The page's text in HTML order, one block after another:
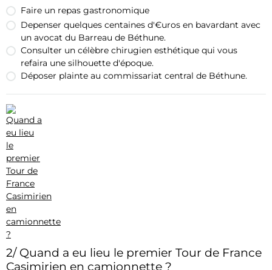
Faire un repas gastronomique
Depenser quelques centaines d'€uros en bavardant avec
un avocat du Barreau de Béthune.
Consulter un célèbre chirugien esthétique qui vous
refaira une silhouette d'époque.
Déposer plainte au commissariat central de Béthune.
2/ Quand a eu lieu le premier Tour de France
Casimirien en camionnette ?